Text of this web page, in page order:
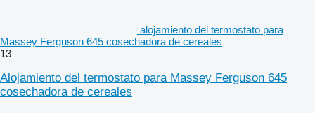
alojamiento del termostato para
Massey Ferguson 645 cosechadora de cereales
13
Alojamiento del termostato para Massey Ferguson 645
cosechadora de cereales